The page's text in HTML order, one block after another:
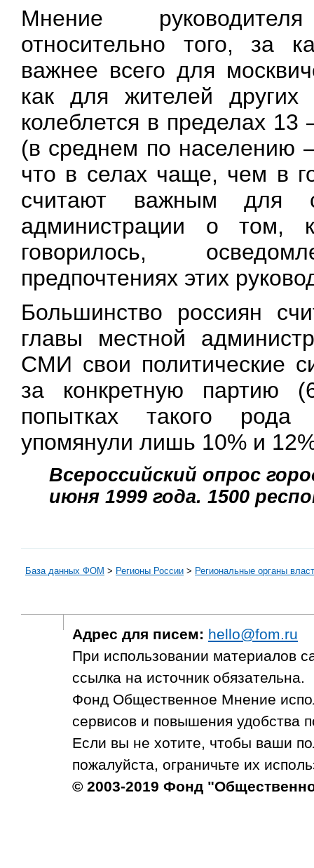
Мнение
относительно того, за
важнее всего для
как для жителей других
колеблется в пределах 13
(в среднем по населению
что в селах чаще, чем в
считают важным для
администрации о том,
говорилось,
предпочтениях этих
Большинство россиян
главы местной
СМИ свои политические
за конкретную партию
попытках такого рода
упомянули лишь 10% и
Всероссийский опрос
июня 1999 года. 1500
База данных ФОМ > Регионы России > Региональные органы
Адрес для писем: hello@fom.ru
При использовании материалов
ссылка на источник обязательна.
Фонд Общественное Мнение
сервисов и повышения удобства
Если вы не хотите, чтобы ваши
пожалуйста, ограничьте их
© 2003-2019 Фонд